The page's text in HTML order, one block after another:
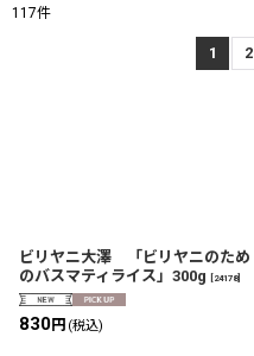
117件
1 2
ビリヤニ大澤 「ビリヤニのため
のバスマティライス」300g
24178]
830円 (税込)